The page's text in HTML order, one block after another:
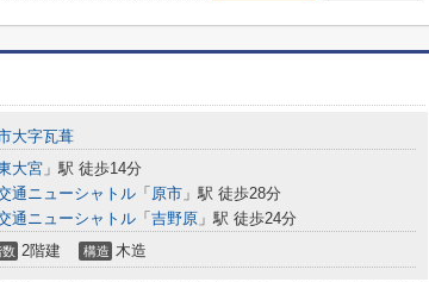
大字瓦葺
大宮 」駅 徒歩14分
通ニューシャトル 「 原市 」駅 徒歩28分
通ニューシャトル 「 吉野原 」駅 徒歩24分
数 2階建 構造 木造